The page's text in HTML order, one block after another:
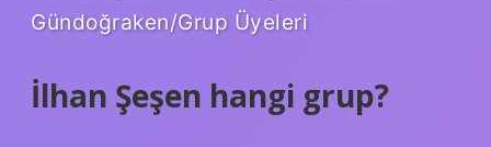
Gündoğraken/Grup Üyeleri
İlhan Şeşen hangi grup?